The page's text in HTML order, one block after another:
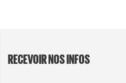
RECEVOIR NOS INFOS